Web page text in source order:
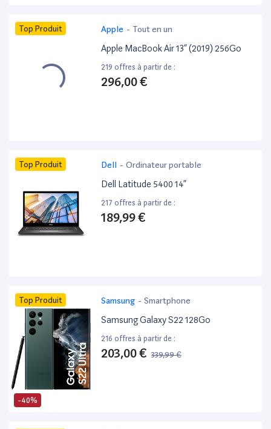
Top Produit Apple - Tout en un
Apple MacBook Air 13” (2019) 256Go
219 offres à partir de :
296,00 €
Top Produit Dell - Ordinateur portable
Dell Latitude 5400 14”
217 offres à partir de :
189,99 €
-40%
Top Produit Samsung - Smartphone
Samsung Galaxy S22 128Go
216 offres à partir de :
203,00 € 339,99 €